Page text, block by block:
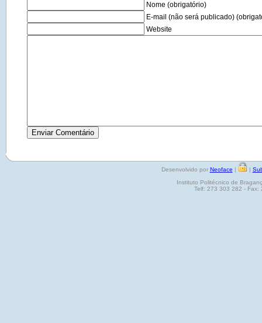
Nome (obrigatório)
E-mail (não será publicado)
Website
Desenvolvido por Neoface | |
Instituto Politécnico de
Telf: 273 303 282 - Fax: